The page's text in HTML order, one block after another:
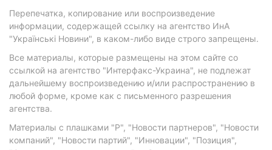
Перепечатка, копирование или воспроизведение
информации, содержащей ссылку на агентство ИнА
"Українські Новини", в каком-либо виде строго запрещены.
Все материалы, которые размещены на этом сайте со
ссылкой на агентство "Интерфакс-Украина", не подлежат
дальнейшему воспроизведению и/или распространению в
любой форме, кроме как с письменного разрешения
агентства.
Материалы с плашками "Р", "Новости партнеров", "Новости
компаний", "Новости партий", "Инновации", "Позиция",